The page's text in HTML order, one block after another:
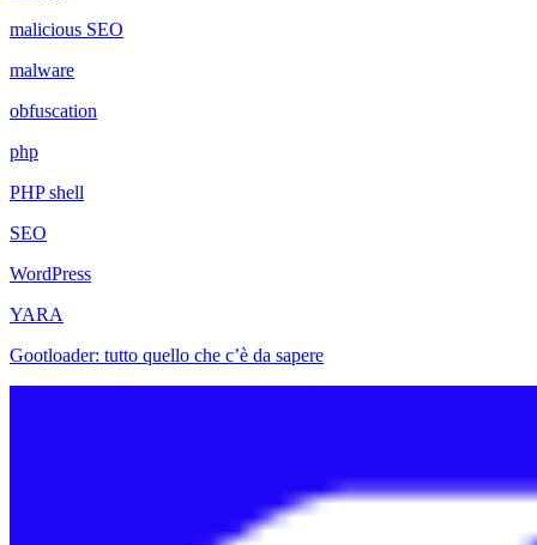
malicious SEO
malware
obfuscation
php
PHP shell
SEO
WordPress
YARA
Gootloader: tutto quello che c’è da sapere